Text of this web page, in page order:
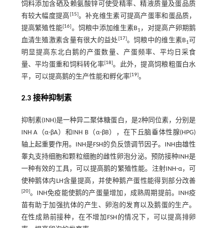
饲料添加含硒及赖氨酸锌可使受精率、精液质量及蛋品质
有较大幅度提高 [15]。补充维生素可提高产蛋率和蛋品质，
提高繁殖性能[16]。饲粮中添加维生素B1 ，对提高产卵期鹅
血清生殖激素含量有很大的益处[17]。饲粮中的维生素B1 可
明显提高东北白鹅的产蛋数量、产蛋频率、平均日采食
量、平均蛋重和饲料转化率[18]。此外，提高饲粮粗蛋白水
平，可以提高鹅的生产性能和孵化率[19]。
2.3 接种抑制素
抑制素(INH)是一种异二聚体糖蛋白，是2种同位素，分别是
INH A（α-βA）和INH B（α-βB），在下丘脑垂体性腺(HPG)
轴上起重要作用。INH是FSH的负反馈调节因子。INH由雄性
睾丸支持细胞和颗粒细胞的雌性卵泡分泌。预防接种INH是
一种有效的工具，可以提高鹅的繁殖性能。注射INH-α，可
使种鹅体内LH含量提高，并使种鹅产蛋性能得到部分改善
[20]。INH免疫能使鹅的产蛋量增加，成熟周期提前。INH疫
苗有助于加强抗体的产生、卵泡的发育以及鹅蛋的生产。
在性成熟前接种，在不增加FSH的情况下，可以提高排卵